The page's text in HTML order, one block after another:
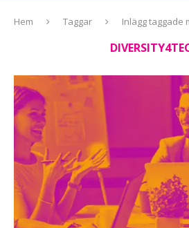
Hem Taggar Inlägg taggade